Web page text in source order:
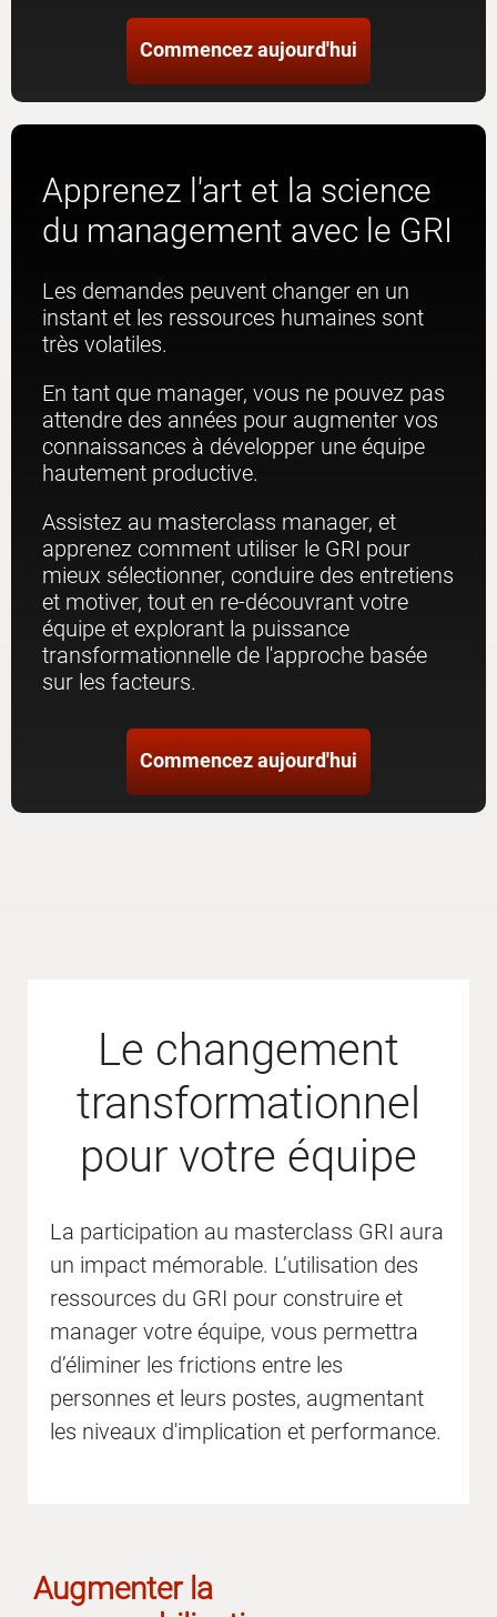
Commencez aujourd'hui
Apprenez l'art et la science
du management avec le GRI
Les demandes peuvent changer en un
instant et les ressources humaines sont
très volatiles.
En tant que manager, vous ne pouvez pas
attendre des années pour augmenter vos
connaissances à développer une équipe
hautement productive.
Assistez au masterclass manager, et
apprenez comment utiliser le GRI pour
mieux sélectionner, conduire des entretiens
et motiver, tout en re-découvrant votre
équipe et explorant la puissance
transformationnelle de l'approche basée
sur les facteurs.
Commencez aujourd'hui
Le changement
transformationnel
pour votre équipe
La participation au masterclass GRI aura
un impact mémorable. L’utilisation des
ressources du GRI pour construire et
manager votre équipe, vous permettra
d’éliminer les frictions entre les
personnes et leurs postes, augmentant
les niveaux d'implication et performance.
Augmenter la